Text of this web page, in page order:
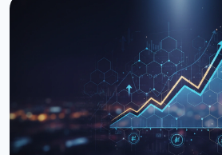
Закон о налогообложении
готовит второе чтение
26 марта 2026 г.3 мин чтения